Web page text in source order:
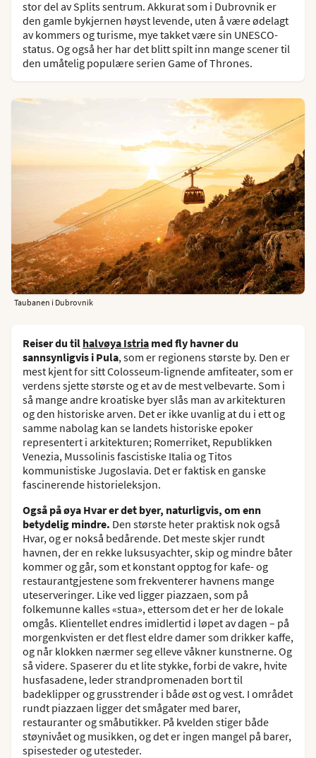
stor del av Splits sentrum. Akkurat som i Dubrovnik er
den gamle bykjernen høyst levende, uten å være ødelagt
av kommers og turisme, mye takket være sin UNESCO-
status. Og også her har det blitt spilt inn mange scener til
den umåtelig populære serien Game of Thrones.
Taubanen i Dubrovnik
Reiser du til halvøya Istria med fly havner du
sannsynligvis i Pula, som er regionens største by. Den er
mest kjent for sitt Colosseum-lignende amfiteater, som er
verdens sjette største og et av de mest velbevarte. Som i
så mange andre kroatiske byer slås man av arkitekturen
og den historiske arven. Det er ikke uvanlig at du i ett og
samme nabolag kan se landets historiske epoker
representert i arkitekturen; Romerriket, Republikken
Venezia, Mussolinis fascistiske Italia og Titos
kommunistiske Jugoslavia. Det er faktisk en ganske
fascinerende historieleksjon.
Også på øya Hvar er det byer, naturligvis, om enn
betydelig mindre. Den største heter praktisk nok også
Hvar, og er nokså bedårende. Det meste skjer rundt
havnen, der en rekke luksusyachter, skip og mindre båter
kommer og går, som et konstant opptog for kafe- og
restaurantgjestene som frekventerer havnens mange
uteserveringer. Like ved ligger piazzaen, som på
folkemunne kalles «stua», ettersom det er her de lokale
omgås. Klientellet endres imidlertid i løpet av dagen – på
morgenkvisten er det flest eldre damer som drikker kaffe,
og når klokken nærmer seg elleve våkner kunstnerne. Og
så videre. Spaserer du et lite stykke, forbi de vakre, hvite
husfasadene, leder strandpromenaden bort til
badeklipper og grusstrender i både øst og vest. I området
rundt piazzaen ligger det smågater med barer,
restauranter og småbutikker. På kvelden stiger både
støynivået og musikken, og det er ingen mangel på barer,
spisesteder og utesteder.